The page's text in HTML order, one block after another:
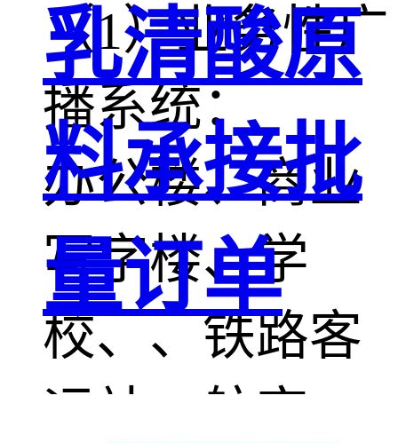
（1）业务性广
播系统：
办公楼、商业
写字楼、学
校、、铁路客
运站、航空
乳清酸原
料承接批
量订单